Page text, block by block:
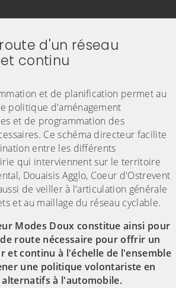
d'un réseau
continu
et de planification permet au
politique d'aménagement
et de programmation des
Ce schéma directeur facilite
entre les différents
qui interviennent sur le territoire
Douaisis Agglo, Coeur d'Ostrevent
de veiller à l'articulation générale
et au maillage du réseau cyclable.
Modes Doux constitue ainsi pour
de route nécessaire pour offrir un
et continu à l'échelle de l'ensemble
une politique volontariste en
à l'automobile.